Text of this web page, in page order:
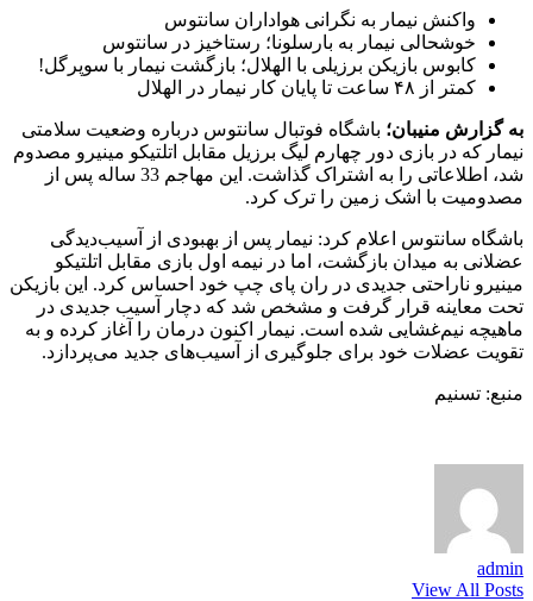
واکنش نیمار به نگرانی هواداران سانتوس
خوشحالی نیمار به بارسلونا؛ رستاخیز در سانتوس
کابوس بازیکن برزیلی با الهلال؛ بازگشت نیمار با سوپرگل!
کمتر از ۴۸ ساعت تا پایان کار نیمار در الهلال
به گزارش منیبان؛ باشگاه فوتبال سانتوس درباره وضعیت سلامتی
نیمار که در بازی دور چهارم لیگ برزیل مقابل اتلتیکو مینیرو مصدوم
شد، اطلاعاتی را به اشتراک گذاشت. این مهاجم 33 ساله پس از
مصدومیت با اشک‌ زمین را ترک کرد.
باشگاه سانتوس اعلام کرد: نیمار پس از بهبودی از آسیب‌دیدگی
عضلانی به میدان بازگشت، اما در نیمه اول بازی مقابل اتلتیکو
مینیرو ناراحتی جدیدی در ران پای چپ خود احساس کرد. این بازیکن
تحت معاینه قرار گرفت و مشخص شد که دچار آسیب جدیدی در
ماهیچه نیم‌غشایی شده است. نیمار اکنون درمان را آغاز کرده و به
تقویت عضلات خود برای جلوگیری از آسیب‌های جدید می‌پردازد.
منبع: تسنیم
admin
View All Posts